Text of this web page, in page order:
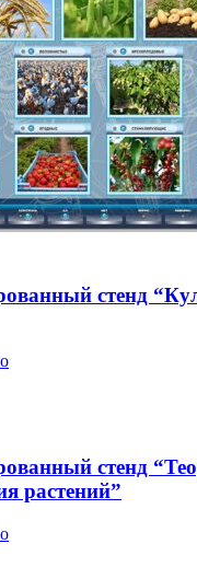
стенд
стенд
растений”